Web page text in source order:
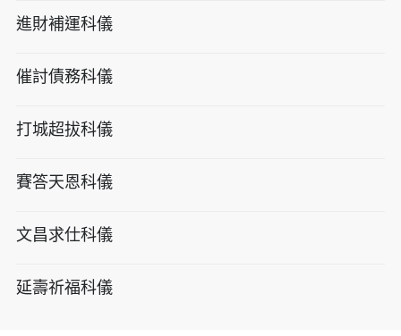
進財補運科儀
催討債務科儀
打城超拔科儀
賽答天恩科儀
文昌求仕科儀
延壽祈福科儀